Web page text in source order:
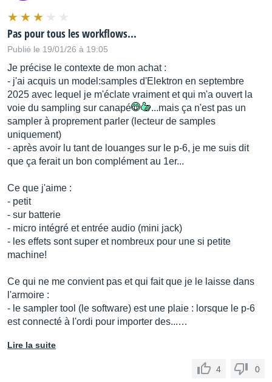
MIX (OUT/HEADSET) jack: Stereo miniature phone type
(Stereo, CTIA)
MIDI (IN, OUT) jacks: Stereo miniature phone type
USB port: USB Type-C(R) (Audio, MIDI)
-Power supply
Lithium-ion battery
Obtained via USB port (USB bus power)
-Current draw
500 mA
-Expected battery life under continuous use
Approx. 3 hours
* This figure will vary depending on the actual conditions of
Pas pour tous les workflows...
Publié le 19/01/26 à 19:05
Je précise le contexte de mon achat :
- j'ai acquis un model:samples d'Elektron en septembre
2025 avec lequel je m'éclate vraiment et qui m'a ouvert la
voie du sampling sur canapé
...mais ça n'est pas un
sampler à proprement parler (lecteur de samples
uniquement)
- après avoir lu tant de louanges sur le p-6, je me suis dit
que ça ferait un bon complément au 1er...
Ce que j'aime :
- petit
- sur batterie
- micro intégré et entrée audio (mini jack)
- les effets sont super et nombreux pour une si petite
machine!
Ce qui ne me convient pas et qui fait que je le laisse dans
l'armoire :
- le sampler tool (le software) est une plaie : lorsque le p-6
est connecté à l'ordi pour importer des...…
Lire la suite
4 0